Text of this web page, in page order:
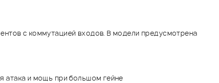
с коммутацией входов. В модели предусмотрена
атака и мощь при большом гейне